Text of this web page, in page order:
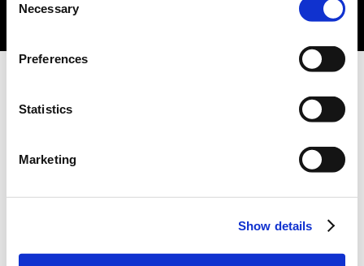
Selection
Necessary
Preferences
Statistics
Marketing
Show details